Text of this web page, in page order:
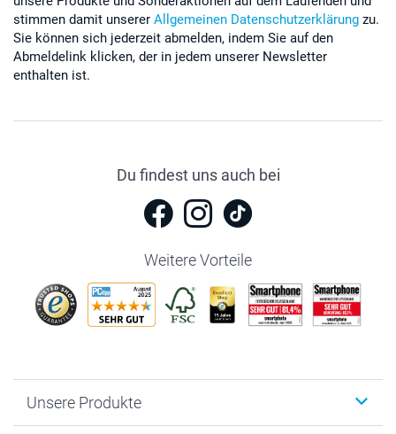
stimmen damit unserer Allgemeinen Datenschutzerklärung zu.
Sie können sich jederzeit abmelden, indem Sie auf den
Abmeldelink klicken, der in jedem unserer Newsletter
enthalten ist.
Du findest uns auch bei
Weitere Vorteile
Unsere Produkte